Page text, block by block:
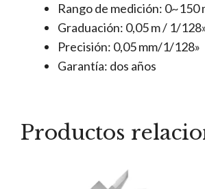
Rango de medición: 0~150
Graduación: 0,05 m / 1/
Precisión: 0,05 mm/1/128»
Garantía: dos años
Productos